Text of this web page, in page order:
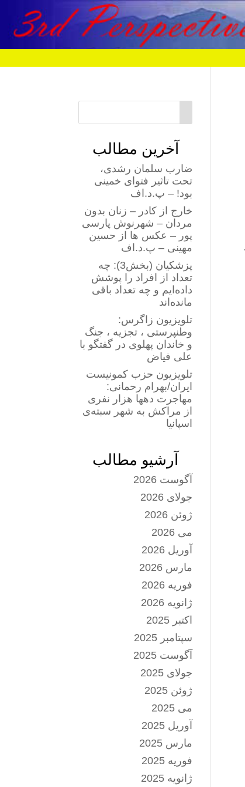
آخرین مطالب
ضارب سلمان رشدی،
تحت تاثیر فتوای خمینی
بود! – پ.د.اف
خارج از کادر – زنان بدون
مردان – شهرنوش پارسی
پور – عکس ها از حسین
مهینی – پ.د.اف
پزشکیان (بخش3): چه
تعداد از افراد را پوشش
داده‌ایم و چه تعداد باقی
مانده‌اند
تلویزیون زاگرس:
وطنپرستی ، تجزیه ، جنگ
و خاندان پهلوی در گفتگو با
علی فیاض
تلویزیون حزب کمونیست
ایران/بهرام رحمانی:
مهاجرت دهها هزار نفری
از مراکش به شهر سبته‌ی
اسپانیا
آرشیو مطالب
آگوست 2026
جولای 2026
ژوئن 2026
می 2026
آوریل 2026
مارس 2026
فوریه 2026
ژانویه 2026
اکتبر 2025
سپتامبر 2025
آگوست 2025
جولای 2025
ژوئن 2025
می 2025
آوریل 2025
مارس 2025
فوریه 2025
ژانویه 2025